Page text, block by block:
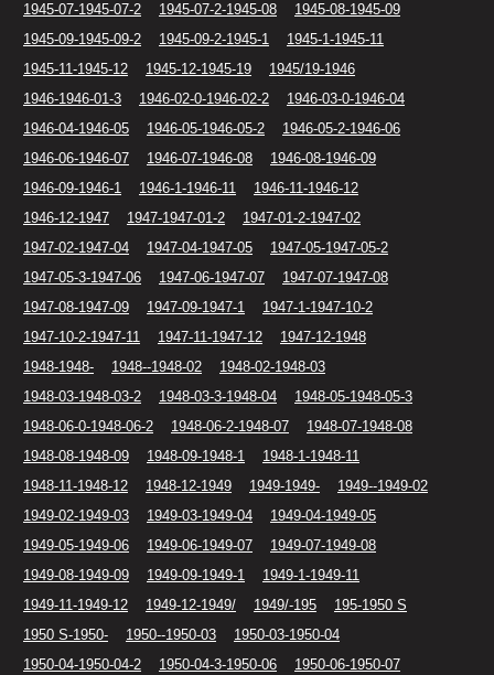
1945-07-1945-07-2
1945-07-2-1945-08
1945-08-1945-09
1945-09-1945-09-2
1945-09-2-1945-1
1945-1-1945-11
1945-11-1945-12
1945-12-1945-19
1945/19-1946
1946-1946-01-3
1946-02-0-1946-02-2
1946-03-0-1946-04
1946-04-1946-05
1946-05-1946-05-2
1946-05-2-1946-06
1946-06-1946-07
1946-07-1946-08
1946-08-1946-09
1946-09-1946-1
1946-1-1946-11
1946-11-1946-12
1946-12-1947
1947-1947-01-2
1947-01-2-1947-02
1947-02-1947-04
1947-04-1947-05
1947-05-1947-05-2
1947-05-3-1947-06
1947-06-1947-07
1947-07-1947-08
1947-08-1947-09
1947-09-1947-1
1947-1-1947-10-2
1947-10-2-1947-11
1947-11-1947-12
1947-12-1948
1948-1948-
1948--1948-02
1948-02-1948-03
1948-03-1948-03-2
1948-03-3-1948-04
1948-05-1948-05-3
1948-06-0-1948-06-2
1948-06-2-1948-07
1948-07-1948-08
1948-08-1948-09
1948-09-1948-1
1948-1-1948-11
1948-11-1948-12
1948-12-1949 1949-1949-
1949--1949-02
1949-02-1949-03
1949-03-1949-04
1949-04-1949-05
1949-05-1949-06
1949-06-1949-07
1949-07-1949-08
1949-08-1949-09
1949-09-1949-1
1949-1-1949-11
1949-11-1949-12
1949-12-1949/ 1949/-195
195-1950 S
1950 S-1950-
1950--1950-03
1950-03-1950-04
1950-04-1950-04-2
1950-04-3-1950-06
1950-06-1950-07